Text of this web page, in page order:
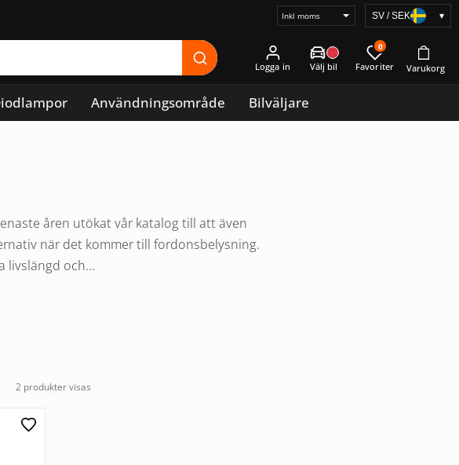
Välj
SV / SEK ▾
Logga in
0
Användningsområde Bilväljare
åren utökat vår katalog till att även
när det kommer till fordonsbelysning.
livslängd och...
2 produkter visas